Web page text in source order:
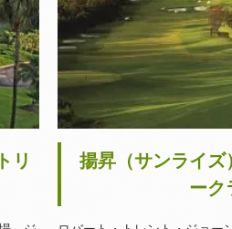
リ
揚昇（サンライズ
ーク